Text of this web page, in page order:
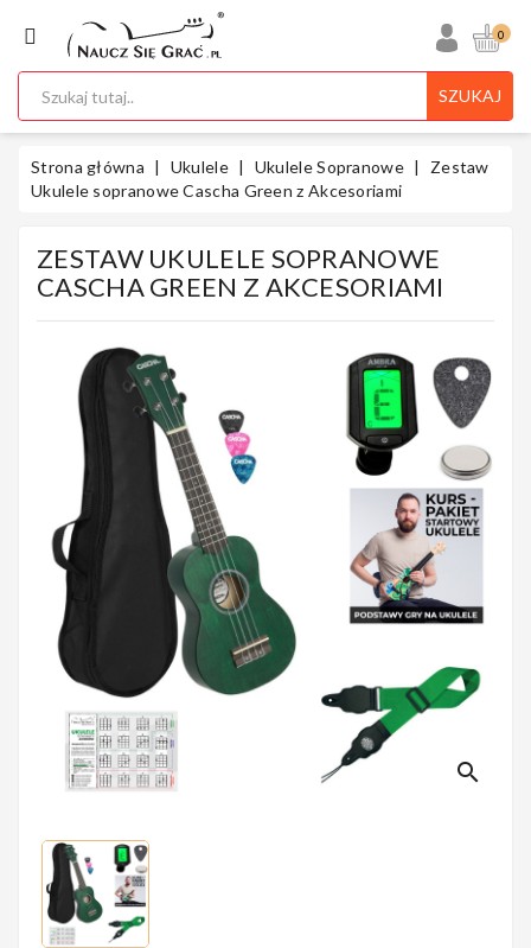
KATEGORIA
Ukulele
Gitary
Instrumenty
Klawiszowe
Instrumenty
Perkusyjne
Instrumenty
Smyczkowe
0
SZUKAJ
Strona główna Ukulele Ukulele Sopranowe
Zestaw
Ukulele sopranowe Cascha Green z Akcesoriami
ZESTAW UKULELE SOPRANOWE
CASCHA GREEN Z AKCESORIAMI
search